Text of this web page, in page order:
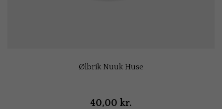
Ølbrik Nuuk Huse
40,00 kr.